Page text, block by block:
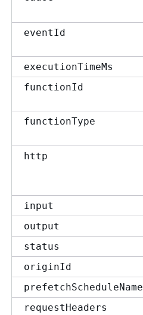
eventId
executionTimeMs
functionId
functionType
http
input
output
status
originId
prefetchScheduleName
requestHeaders